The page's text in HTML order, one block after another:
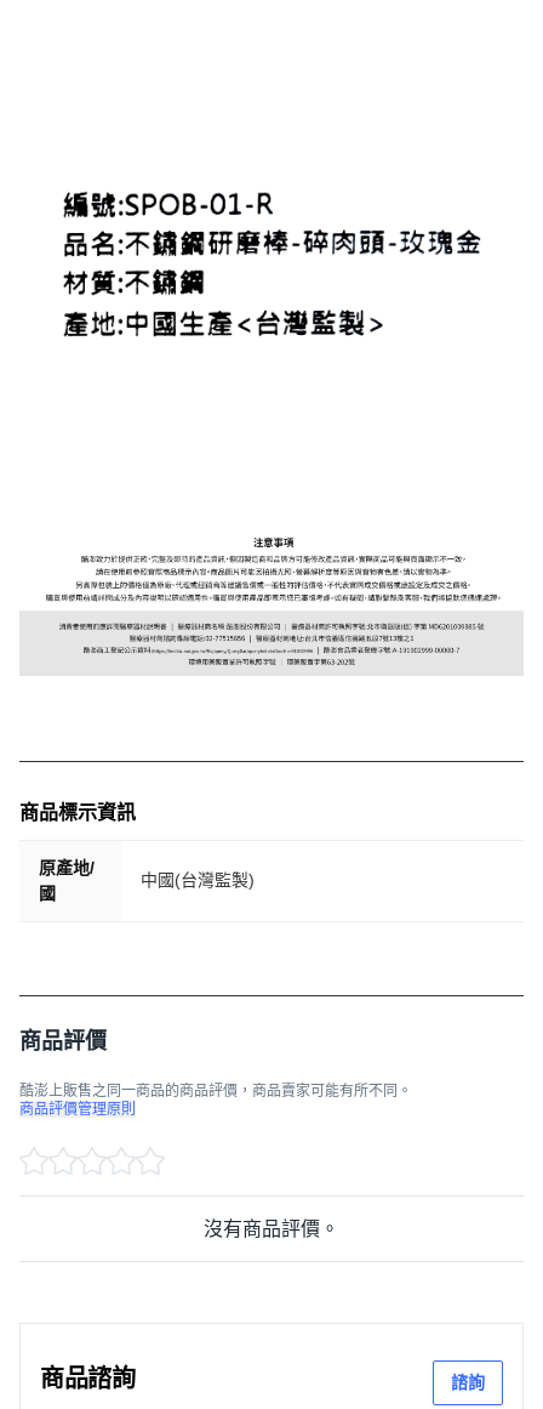
商品標示資訊
原產地/
國
中國(台灣監製)
商品評價
酷澎上販售之同一商品的商品評價，商品賣家可能有所不同。
商品評價管理原則
沒有商品評價。
商品諮詢 諮詢